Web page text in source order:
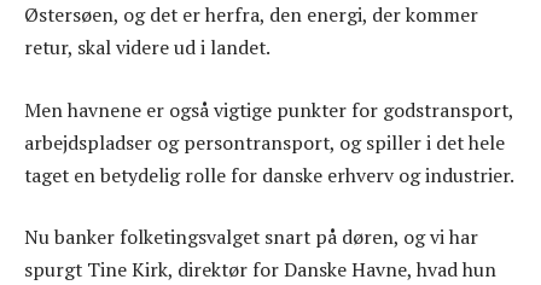
Østersøen, og det er herfra, den energi, der kommer
retur, skal videre ud i landet.
Men havnene er også vigtige punkter for godstransport,
arbejdspladser og persontransport, og spiller i det hele
taget en betydelig rolle for danske erhverv og industrier.
Nu banker folketingsvalget snart på døren, og vi har
spurgt Tine Kirk, direktør for Danske Havne, hvad hun